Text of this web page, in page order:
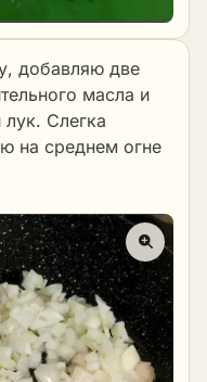
добавляю две
масла и
Слегка
на среднем огне